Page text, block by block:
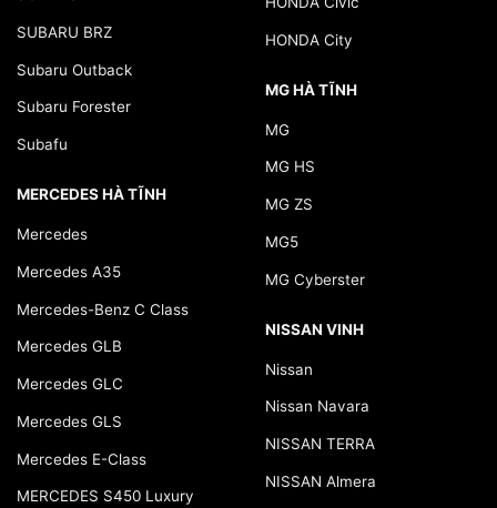
SUBARU BRZ
Subaru Outback
Subaru Forester
Subafu
MERCEDES HÀ TĨNH
Mercedes
Mercedes A35
Mercedes-Benz C Class
Mercedes GLB
Mercedes GLC
Mercedes GLS
Mercedes E-Class
MERCEDES S450 Luxury
HONDA City
MG HÀ TĨNH
MG
MG HS
MG ZS
MG5
MG Cyberster
NISSAN VINH
Nissan
Nissan Navara
NISSAN TERRA
NISSAN Almera